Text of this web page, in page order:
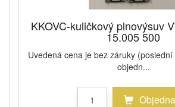
KKOVC-kuličkový plnovýsuv
15.005 500
Uvedená cena je bez záruky
objedn...